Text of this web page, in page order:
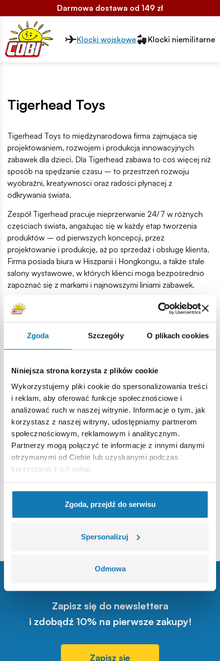
Zgoda Szczegóły O plikach cookies
Niniejsza strona korzysta z plików cookie
Wykorzystujemy pliki cookie do spersonalizowania treści
i reklam, aby oferować funkcje społecznościowe i
analizować ruch w naszej witrynie. Informacje o tym, jak
korzystasz z naszej witryny, udostępniamy partnerom
społecznościowym, reklamowym i analitycznym.
Partnerzy mogą połączyć te informacje z innymi danymi
otrzymanymi od Ciebie lub uzyskanymi podczas
korzystania z ich usług.
Zgoda, przejdź do serwisu
Spersonalizuj
Odmowa
Darmowa dostawa od 149 zł
Przełącznik segmentów2
Klocki wojskowe Klocki niemilitarne
Tigerhead Toys
Tigerhead Toys to międzynarodowa firma zajmująca się
projektowaniem, rozwojem i produkcją innowacyjnych
zabawek dla dzieci. Dla Tigerhead zabawa to coś więcej niż
sposób na spędzanie czasu – to przestrzeń rozwoju
wyobraźni, kreatywności oraz radości płynącej z
odkrywania świata.
Zespół Tigerhead pracuje nieprzerwanie 24/7 w różnych
częściach świata, angażując się w każdy etap tworzenia
produktów – od pierwszych koncepcji, przez
projektowanie i produkcję, aż po sprzedaż i obsługę klienta.
Firma posiada biura w Hiszpanii i Hongkongu, a także stałe
salony wystawowe, w których klienci mogą bezpośrednio
zapoznać się z markami i najnowszymi liniami zabawek.
To, co wyróżnia Tigerhead Toys, to kompleksowe
podejście do procesu tworzenia – marka nie tylko
swoje produkty na rynek. Każda zabawka powstaje na bazie
aktualnych trendów, rzetelnych analiz i kreatywności
dzieci uczą się przygotowywania niecodziennych
przysmaków w prosty i pełen zabawy sposób.
Tigerhead Toys nieustannie poszukuje nowych form
zabawy i inspiracji, tworząc produkty, które bawią, uczą i
pobudzają dziecięcą wyobraźnię – z pasją i
zaangażowaniem, które doceniają klienci na całym świecie.
Zapisz się do newslettera
i zdobądź 10% na pierwsze zakupy!
Zapisz się